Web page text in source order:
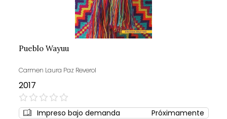
Pueblo Wayuu
Carmen Laura Paz Reverol
2017
0%
Impreso bajo demanda
Próximamente